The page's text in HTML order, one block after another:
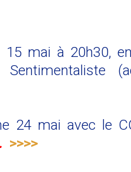
15 mai à 20h30,
Sentimentaliste
24 mai avec le
>>>>